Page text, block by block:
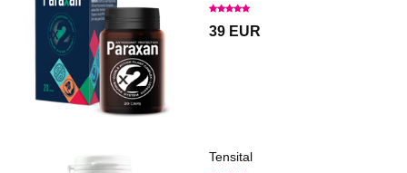
39 EUR
Tensital